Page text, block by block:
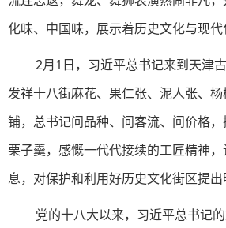
化味、中国味，展示着历史文化与现代
2月1日，习近平总书记来到天津
发祥十八街麻花、果仁张、泥人张、
铺，总书记问品种、问客流、问价格
栗子羹，感慨一代代接续的工匠精神
息，对保护和利用好历史文化街区提出
党的十八大以来，习近平总书记的